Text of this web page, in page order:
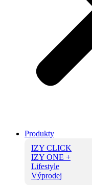
Produkty
IZY CLICK
IZY ONE +
Lifestyle
Výprodej